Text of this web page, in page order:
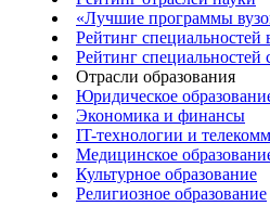
«Лучшие программы
Рейтинг специальностей
Рейтинг специальностей
Отрасли образования
Юридическое
Экономика и финансы
IT-технологии и
Медицинское
Культурное образование
Религиозное образование